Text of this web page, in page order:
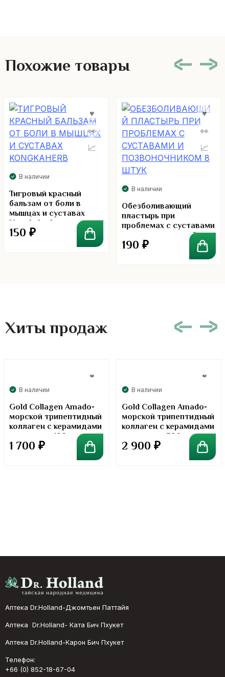
Похожие товары
В наличии
Тигровый красный
бальзам от боли в
мышцах и суставах
Kongkaherb
150 ₽
В наличии
Обезболивающий
пластырь при
проблемах с суставами
и позвоночником 8
штук
190 ₽
Хиты продаж
В наличии
Gold Collagen Amado-
морской трипептидный
коллаген с керамидами
в порошке. 100 грамм
1 700 ₽
В наличии
Gold Collagen Amado-
морской трипептидный
коллаген с керамидами
в порошке. 300 грамм
2 900 ₽
Аптека Dr.Holland-Джомтьен Паттайя
Аптека Dr.Holland- Ката Бич Пхукет
Аптека Dr.Holland-Карон Бич Пхукет
Телефон:
+66 (0) 852-18-67-04